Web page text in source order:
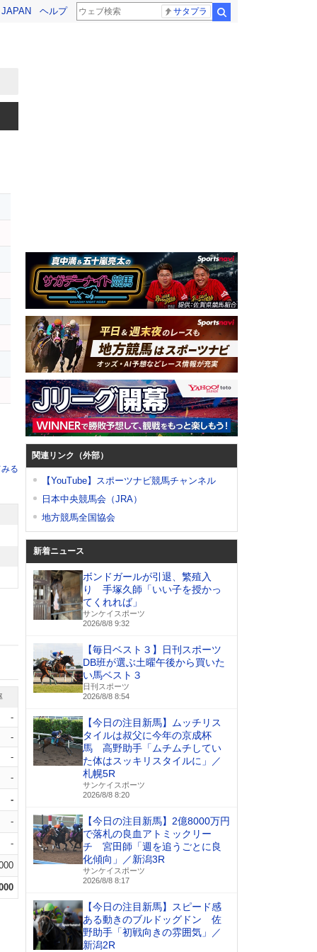
ヘルプ サタプラ
る
-
-
-
-
-
-
-
関連リンク（外部）
【YouTube】スポーツナビ競馬チャンネル
日本中央競馬会（JRA）
地方競馬全国協会
新着ニュース
ボンドガールが引退、繁殖入
り 手塚久師「いい子を授かっ
てくれれば」
サンケイスポーツ
2026/8/8 9:32
【毎日ベスト３】日刊スポーツ
DB班が選ぶ土曜午後から買いた
い馬ベスト３
日刊スポーツ
2026/8/8 8:54
【今日の注目新馬】ムッチリス
タイルは叔父に今年の京成杯
馬 高野助手「ムチムチしてい
た体はスッキリスタイルに」／
札幌5R
サンケイスポーツ
2026/8/8 8:20
【今日の注目新馬】2億8000万円
で落札の良血アトミックリー
チ 宮田師「週を追うごとに良
化傾向」／新潟3R
サンケイスポーツ
2026/8/8 8:17
【今日の注目新馬】スピード感
ある動きのブルドッグドン 佐
野助手「初戦向きの雰囲気」／
新潟2R